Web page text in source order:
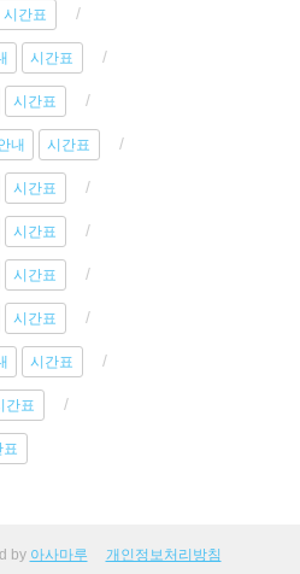
시간표
시간표
시간표
내 시간표
시간표
시간표
시간표
시간표
시간표
간표
표
by 아사마루 개인정보처리방침